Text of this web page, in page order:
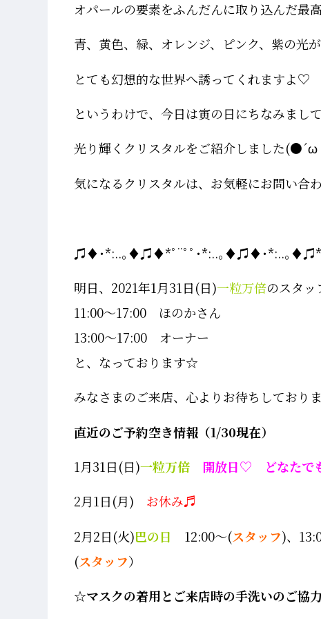
オパールの要素をふんだんに取り込んだ最
青、黄色、緑、オレンジ、ピンク、紫の光
とても幻想的な世界へ誘ってくれますよ♡
というわけで、今日は寅の日にちなみまして
光り輝くクリスタルをご紹介しました
気になるクリスタルは、お気軽にお問い合
♫♦･*:..｡♦♫♦*ﾟ¨ﾟﾟ･*:..｡♦♫♦･*:..｡♦♫*ﾟ
明日、2021年1月31日(日)一粒万倍のスタッ
11:00～17:00 ほのかさん
13:00～17:00 オーナー
と、なっております☆
みなさまのご来店、心よりお待ちしておりま
直近のご予約空き情報（1/30現在）
1月31日(日)一粒万倍
開放日♡ どなたで
2月1日(月) お休み♬
2月2日(火)巴の日 12:00～(スタッフ)、
(スタッフ）
☆マスクの着用とご来店時の手洗いのご協